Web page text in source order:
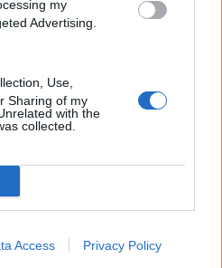
Advertising.
Sharing of my
with the
collected.
Access Privacy Policy
| Puglia - Area Due
e la Web TV di Cia Puglia - Area
di Taranto